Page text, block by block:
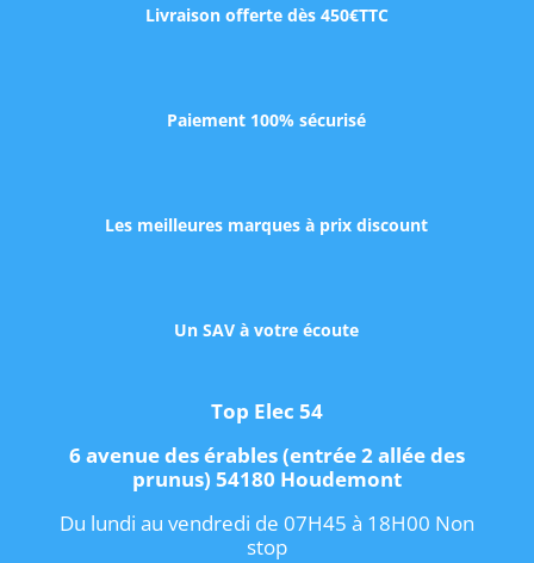
Livraison offerte dès 450€TTC
Paiement 100% sécurisé
Les meilleures marques à prix discount
Un SAV à votre écoute
Top Elec 54
6 avenue des érables (entrée 2 allée des
prunus) 54180 Houdemont
Du lundi au vendredi de 07H45 à 18H00 Non
stop